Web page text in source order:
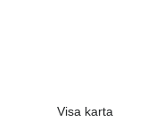
Visa karta